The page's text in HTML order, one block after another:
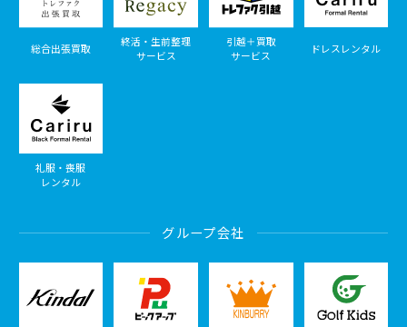
総合出張買取
終活・生前整理
サービス
引越＋買取
サービス
ドレスレンタル
礼服・喪服
レンタル
グループ会社